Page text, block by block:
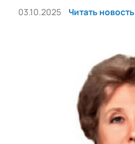
03.10.2025
Читать новость